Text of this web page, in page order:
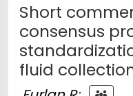
Short
consensus
fluid